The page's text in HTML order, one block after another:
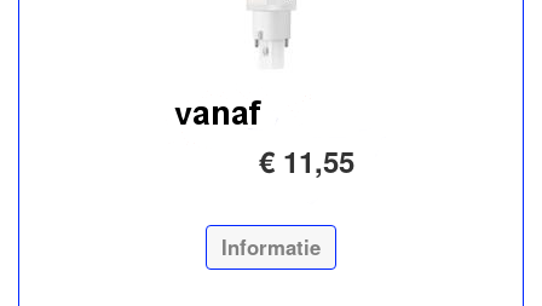
€ 11,55
Informatie